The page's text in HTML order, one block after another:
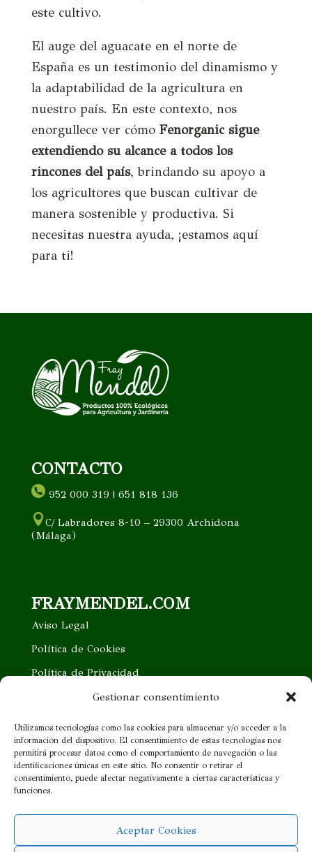
Gestionar consentimiento
Utilizamos tecnologías como las cookies para almacenar y/o acceder a la
información del dispositivo. El consentimiento de estas tecnologías nos
permitirá procesar datos como el comportamiento de navegación o las
identificaciones únicas en este sitio. No consentir o retirar el
consentimiento, puede afectar negativamente a ciertas características y
funciones.
Aceptar Cookies
este cultivo.
El auge del aguacate en el norte de
España es un testimonio del dinamismo y
la adaptabilidad de la agricultura en
nuestro país. En este contexto, nos
enorgullece ver cómo Fenorganic sigue
extendiendo su alcance a todos los
rincones del país, brindando su apoyo a
los agricultores que buscan cultivar de
manera sostenible y productiva. Si
necesitas nuestra ayuda, ¡estamos aquí
para ti!
CONTACTO
952 000 319 | 651 818 136
C/ Labradores 8-10 – 29300 Archidona
(Málaga)
FRAYMENDEL.COM
Aviso Legal
Política de Cookies
Política de Privacidad
Trabaja con nosotros
Proveedor cercano
¡SÍGUENOS!